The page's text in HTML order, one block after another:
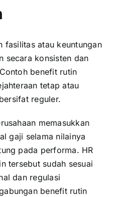
fasilitas atau keuntungan
secara konsisten dan
benefit rutin
tetap atau
reguler.
memasukkan
gaji selama nilainya
pada performa. HR
tersebut sudah sesuai
dan regulasi
benefit rutin